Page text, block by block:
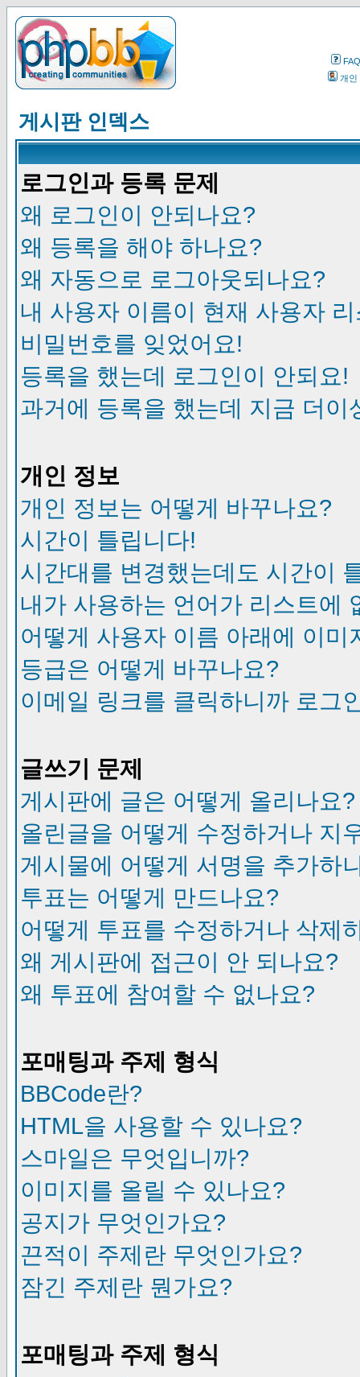
FAQ
개인
게시판 인덱스
로그인과 등록 문제
왜 로그인이 안되나요?
왜 등록을 해야 하나요?
왜 자동으로 로그아웃되나요?
내 사용자 이름이 현재 사용자
비밀번호를 잊었어요!
등록을 했는데 로그인이 안되요!
과거에 등록을 했는데 지금 더이
개인 정보
개인 정보는 어떻게 바꾸나요?
시간이 틀립니다!
시간대를 변경했는데도 시간이
내가 사용하는 언어가 리스트에
어떻게 사용자 이름 아래에 이미
등급은 어떻게 바꾸나요?
이메일 링크를 클릭하니까 로그
글쓰기 문제
게시판에 글은 어떻게 올리나요?
올린글을 어떻게 수정하거나 지
게시물에 어떻게 서명을 추가하
투표는 어떻게 만드나요?
어떻게 투표를 수정하거나 삭제
왜 게시판에 접근이 안 되나요?
왜 투표에 참여할 수 없나요?
포매팅과 주제 형식
BBCode란?
HTML을 사용할 수 있나요?
스마일은 무엇입니까?
이미지를 올릴 수 있나요?
공지가 무엇인가요?
끈적이 주제란 무엇인가요?
잠긴 주제란 뭔가요?
포매팅과 주제 형식